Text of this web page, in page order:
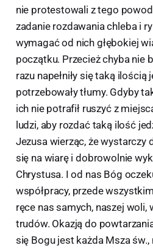
nie protestowali z tego
zadanie rozdawania chleba i
wymagać od nich głębokiej
początku. Przecież chyba nie
razu napełniły się taką ilością
potrzebowały tłumy. Gdyby
ich nie potrafił ruszyć z
ludzi, aby rozdać taką ilość
Jezusa wierząc, że wystarczy
się na wiarę i dobrowolnie
Chrystusa. I od nas Bóg
współpracy, przede
ręce nas samych, naszej woli,
trudów. Okazją do
się Bogu jest każda Msza